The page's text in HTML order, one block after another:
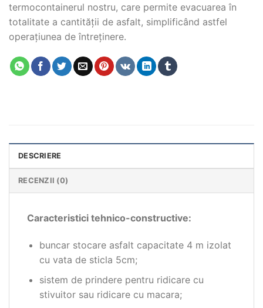
termocontainerul nostru, care permite evacuarea în
totalitate a cantității de asfalt, simplificând astfel
operațiunea de întreținere.
DESCRIERE
RECENZII (0)
Caracteristici tehnico-constructive:
buncar stocare asfalt capacitate 4 m izolat
cu vata de sticla 5cm;
sistem de prindere pentru ridicare cu
stivuitor sau ridicare cu macara;